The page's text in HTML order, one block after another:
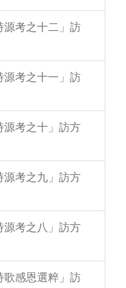
源考之十二」訪
源考之十一」訪
源考之十」訪方
源考之九」訪方
源考之八」訪方
歌感恩選粹」訪